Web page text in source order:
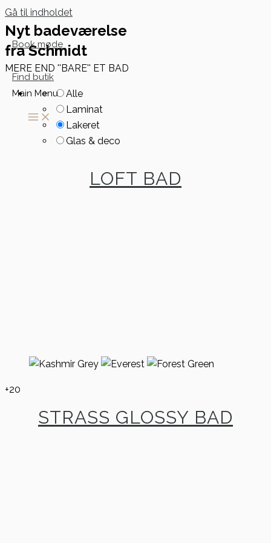
Gå til indholdet
Book møde
Find butik
Main Menu
Nyt badeværelse
fra Schmidt
MERE END ''BARE'' ET BAD
Alle
Laminat
Lakeret
Glas & deco
LOFT BAD
+20
STRASS GLOSSY BAD